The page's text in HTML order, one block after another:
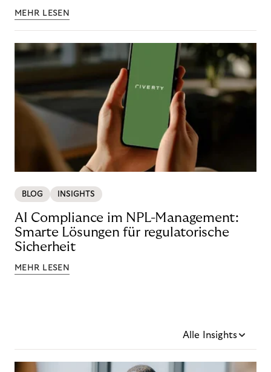
MEHR LESEN
BLOG INSIGHTS
AI Compliance im NPL-Management:
Smarte Lösungen für regulatorische
Sicherheit
MEHR LESEN
Alle Insights